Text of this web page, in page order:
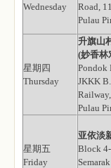
Wednesday
Road,
Pulau
星期四
Thursday
升旗山
(妙香林
Pondok
JKKK
Pulau
星期五
Friday
亚依淡
Block